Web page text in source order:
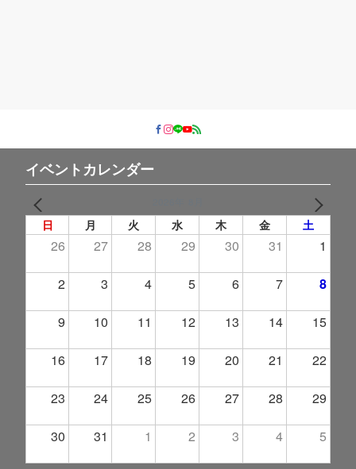
イベントカレンダー
日 月 火 水 木 金 土
26 27 28 29 30 31 1
2 3 4 5 6 7 8
9 10 11 12 13 14 15
16 17 18 19 20 21 22
23 24 25 26 27 28 29
30 31 1 2 3 4 5